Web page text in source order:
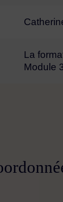
La
Module